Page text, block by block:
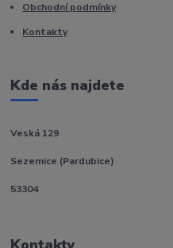
Obchodní podmínky
Kontakty
Kde nás najdete
Veská 129
Sezemice (Pardubice)
53304